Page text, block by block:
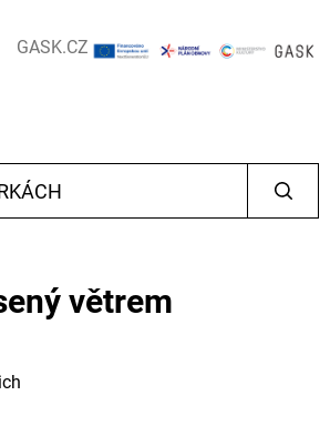
GASK.CZ
větrem